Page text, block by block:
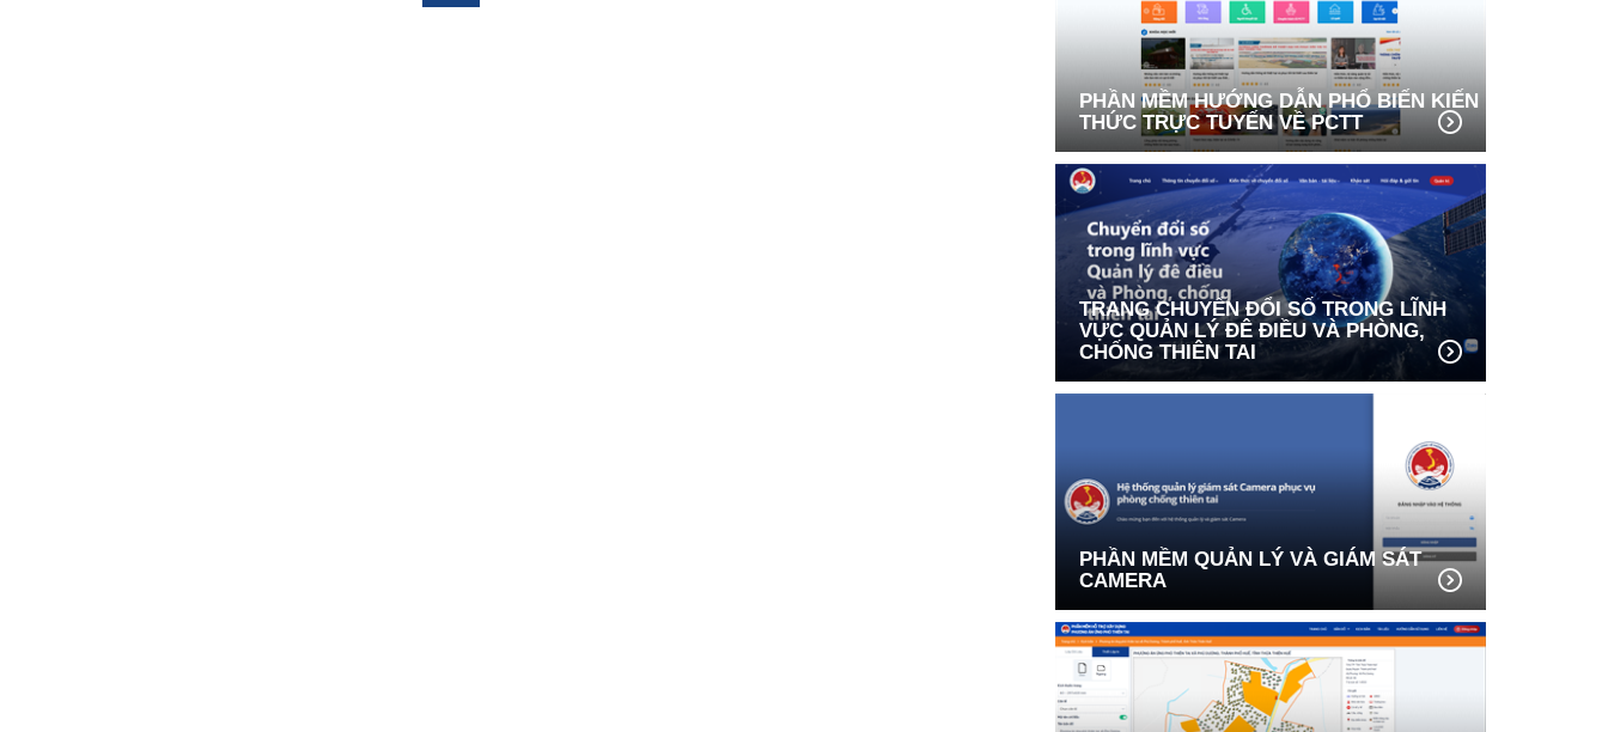
PHẦN MỀM HƯỚNG DẪN PHỔ BIẾN KIẾN
THỨC TRỰC TUYẾN VỀ PCTT
TRANG CHUYỂN ĐỔI SỐ TRONG LĨNH
VỰC QUẢN LÝ ĐÊ ĐIỀU VÀ PHÒNG,
CHỐNG THIÊN TAI
PHẦN MỀM QUẢN LÝ VÀ GIÁM SÁT
CAMERA